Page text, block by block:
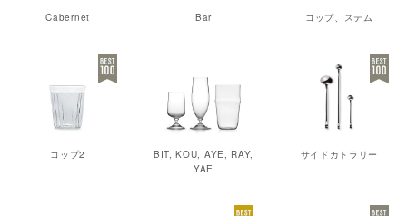
Cabernet Bar コップ、ステム
コップ2
BIT, KOU, AYE, RAY,
YAE
サイドカトラリー